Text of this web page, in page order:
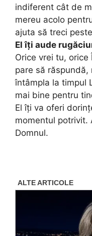
indiferent cât de
mereu acolo
ajuta să treci
El îți aude
Orice vrei tu, orice
pare să răspundă,
întâmpla la timpul
mai bine pentru
El îți va oferi
momentul potrivit.
Domnul.